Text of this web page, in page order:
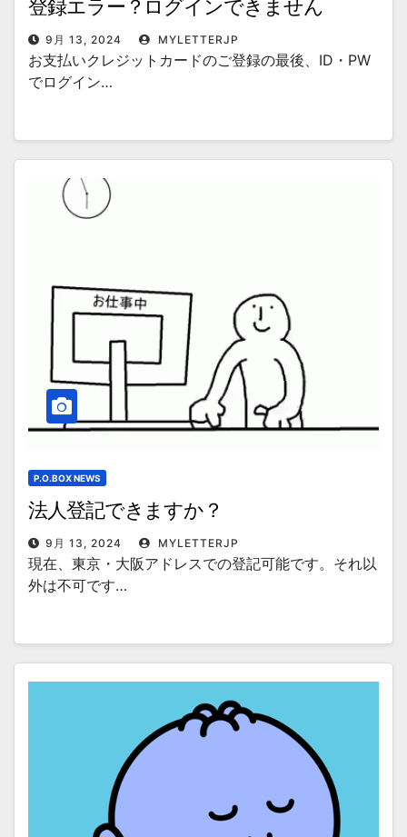
登録エラー？ログインできません
9月 13, 2024 MYLETTERJP
お支払いクレジットカードのご登録の最後、ID・PW
でログイン…
P.O.BOX NEWS
法人登記できますか？
9月 13, 2024 MYLETTERJP
現在、東京・大阪アドレスでの登記可能です。それ以
外は不可です…